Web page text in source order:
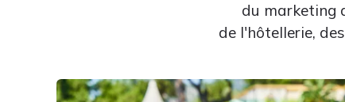
du marketing
de l'hôtellerie,